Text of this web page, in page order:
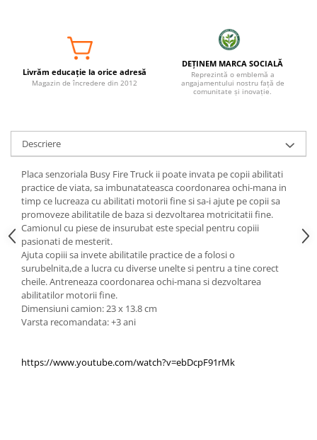
Livrăm educație la orice adresă
Magazin de încredere din 2012
DEȚINEM MARCA SOCIALĂ
Reprezintă o emblemă a
angajamentului nostru față de
comunitate și inovație.
Descriere
Placa senzoriala Busy Fire Truck ii poate invata pe copii abilitati
practice de viata, sa imbunatateasca coordonarea ochi-mana in
timp ce lucreaza cu abilitati motorii fine si sa-i ajute pe copii sa
promoveze abilitatile de baza si dezvoltarea motricitatii fine.
Camionul cu piese de insurubat este special pentru copiii
pasionati de mesterit.
Ajuta copiii sa invete abilitatile practice de a folosi o
surubelnita,de a lucra cu diverse unelte si pentru a tine corect
cheile. Antreneaza coordonarea ochi-mana si dezvoltarea
abilitatilor motorii fine.
Dimensiuni camion: 23 x 13.8 cm
Varsta recomandata: +3 ani
https://www.youtube.com/watch?v=ebDcpF91rMk